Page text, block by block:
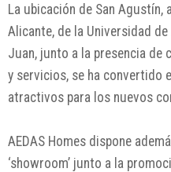
La ubicación de San
Alicante, de la Universidad
Juan, junto a la presencia
y servicios, se ha convertido
atractivos para los nuevos
AEDAS Homes dispone
‘showroom’ junto a la